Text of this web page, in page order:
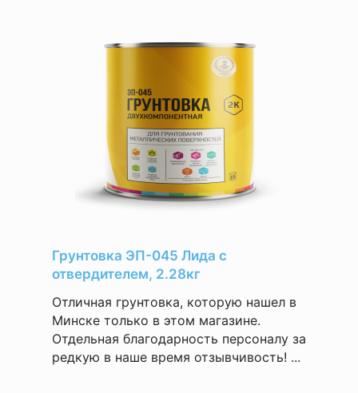
Грунтовка ЭП-045 Лида с
отвердителем, 2.28кг
Отличная грунтовка, которую нашел в
Минске только в этом магазине.
Отдельная благодарность персоналу за
редкую в наше время отзывчивость! ...